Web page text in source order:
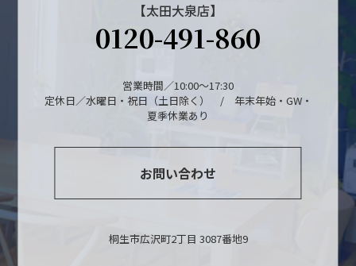
【太田大泉店】
0120-491-860
営業時間／10:00～17:30
定休日／水曜日・祝日（土日除く） / 年末年始・GW・
夏季休業あり
お問い合わせ
桐生市広沢町2丁目 3087番地9